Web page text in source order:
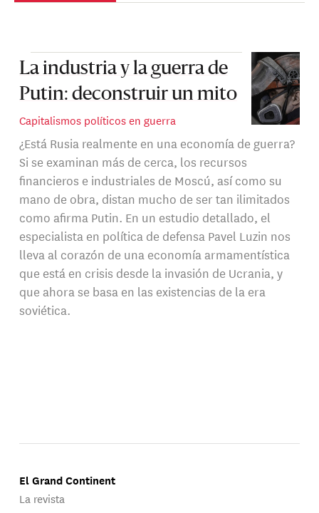
La industria y la guerra de
Putin: deconstruir un mito
Capitalismos políticos en guerra
¿Está Rusia realmente en una economía de guerra?
Si se examinan más de cerca, los recursos
financieros e industriales de Moscú, así como su
mano de obra, distan mucho de ser tan ilimitados
como afirma Putin. En un estudio detallado, el
especialista en política de defensa Pavel Luzin nos
lleva al corazón de una economía armamentística
que está en crisis desde la invasión de Ucrania, y
que ahora se basa en las existencias de la era
soviética.
El Grand Continent
La revista